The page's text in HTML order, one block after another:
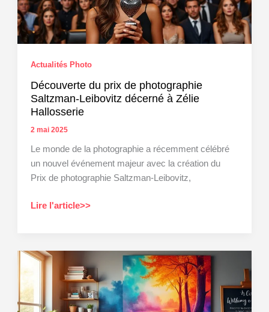
compagnie
en
Bretagne
Actualités Photo
Découverte du prix de photographie
Saltzman-Leibovitz décerné à Zélie
Hallosserie
2 mai 2025
Le monde de la photographie a récemment célébré
un nouvel événement majeur avec la création du
Prix de photographie Saltzman-Leibovitz,
Découverte
de
photographie
Saltzman-
Leibovitz
décerné
Lire l'article>>